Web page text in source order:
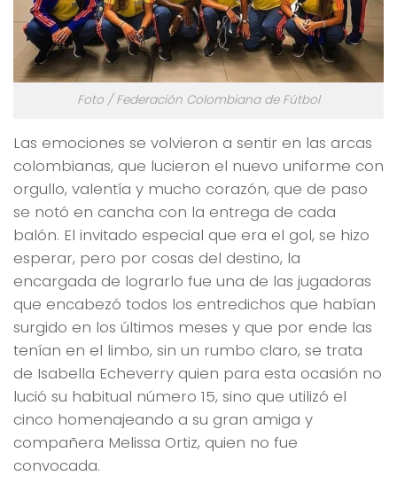
Foto / Federación Colombiana de Fútbol
Las emociones se volvieron a sentir en las arcas
colombianas, que lucieron el nuevo uniforme con
orgullo, valentía y mucho corazón, que de paso
se notó en cancha con la entrega de cada
balón. El invitado especial que era el gol, se hizo
esperar, pero por cosas del destino, la
encargada de lograrlo fue una de las jugadoras
que encabezó todos los entredichos que habían
surgido en los últimos meses y que por ende las
tenían en el limbo, sin un rumbo claro, se trata
de Isabella Echeverry quien para esta ocasión no
lució su habitual número 15, sino que utilizó el
cinco homenajeando a su gran amiga y
compañera Melissa Ortiz, quien no fue
convocada.